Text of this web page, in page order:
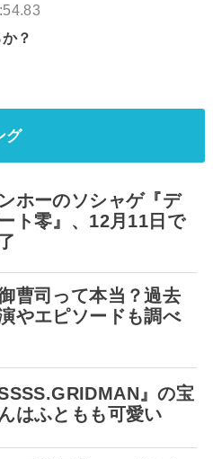
？
グ
ホーのソシャゲ『デ
ト零』、12月11日で
曹司って本当？過去
やエピソードも調べ
』の宝
はふともも可愛い